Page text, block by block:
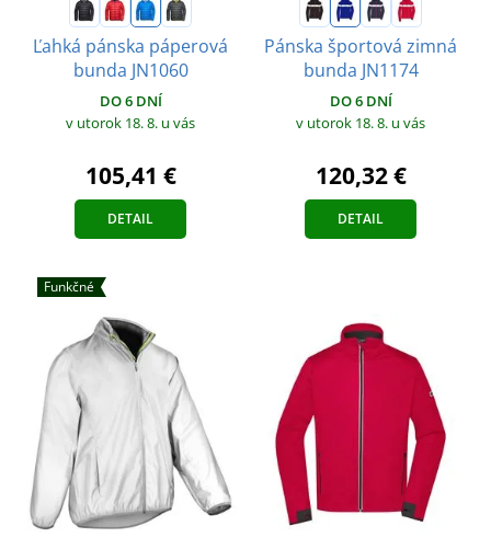
Ľahká pánska páperová
bunda JN1060
DO 6 DNÍ
v utorok 18. 8. u vás
105,41 €
DETAIL
Pánska športová zimná
bunda JN1174
DO 6 DNÍ
v utorok 18. 8. u vás
120,32 €
DETAIL
Funkčné